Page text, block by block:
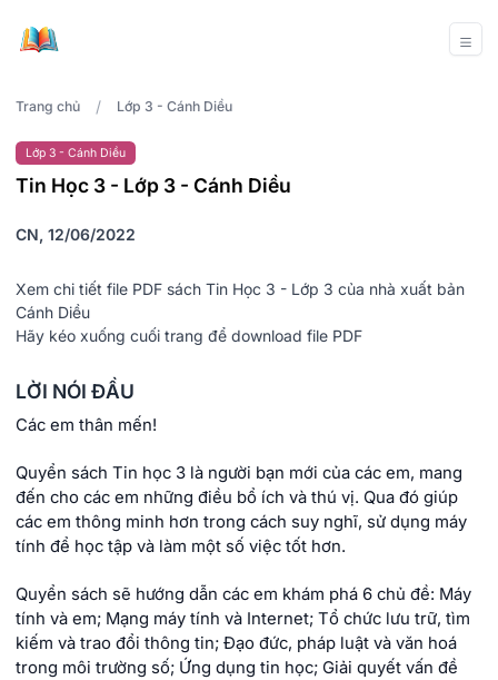
Trang chủ / Lớp 3 - Cánh Diều
Lớp 3 - Cánh Diều
Tin Học 3 - Lớp 3 - Cánh Diều
CN, 12/06/2022
Xem chi tiết file PDF sách Tin Học 3 - Lớp 3 của nhà xuất bản
Cánh Diều
Hãy kéo xuống cuối trang để download file PDF
LỜI NÓI ĐẦU
Các em thân mến!
Quyển sách Tin học 3 là người bạn mới của các em, mang
đến cho các em những điều bổ ích và thú vị. Qua đó giúp
các em thông minh hơn trong cách suy nghĩ, sử dụng máy
tính để học tập và làm một số việc tốt hơn.
Quyển sách sẽ hướng dẫn các em khám phá 6 chủ đề: Máy
tính và em; Mạng máy tính và Internet; Tổ chức lưu trữ, tìm
kiếm và trao đổi thông tin; Đạo đức, pháp luật và văn hoá
trong môi trường số; Ứng dụng tin học; Giải quyết vấn đề